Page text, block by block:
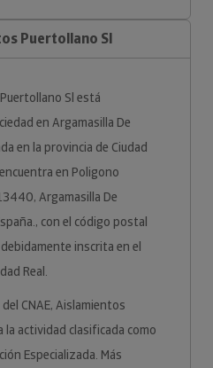
Puertollano Sl
Sl está
en Argamasilla De
en la provincia de Ciudad
en Poligono
Argamasilla De
con el código postal
inscrita en el
Real.
CNAE, Aislamientos
la actividad clasificada como
Especializada. Más